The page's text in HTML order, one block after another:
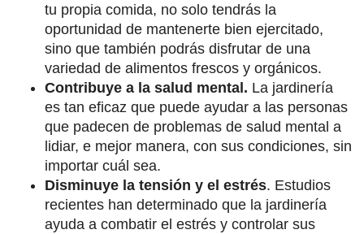
tu propia comida, no solo tendrás la
oportunidad de mantenerte bien ejercitado,
sino que también podrás disfrutar de una
variedad de alimentos frescos y orgánicos.
Contribuye a la salud mental. La jardinería
es tan eficaz que puede ayudar a las personas
que padecen de problemas de salud mental a
lidiar, e mejor manera, con sus condiciones, sin
importar cuál sea.
Disminuye la tensión y el estrés. Estudios
recientes han determinado que la jardinería
ayuda a combatir el estrés y controlar sus